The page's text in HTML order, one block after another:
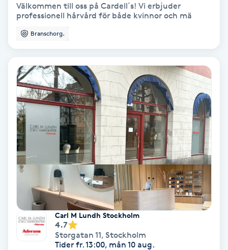
Japansk massage
Katun fransar
Kemisk peeling
Keratinbehandling
Kinesiologi
Kinesisk medicin
Kiropraktik
Välkommen till oss på Cardell´s! Vi erbjuder
professionell hårvård för både kvinnor och mä
Branschorg.
Carl M Lundh Stockholm
4.7
Storgatan 11, Stockholm
Tider fr. 13:00, mån 10 aug.